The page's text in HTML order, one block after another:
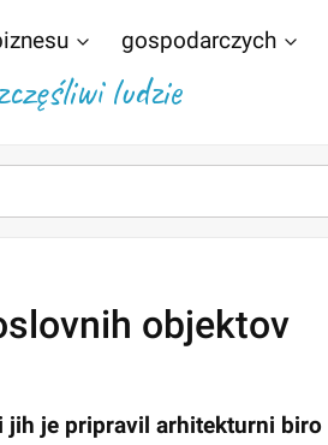
gospodarczych
ludzie
objektov
je pripravil arhitekturni biro